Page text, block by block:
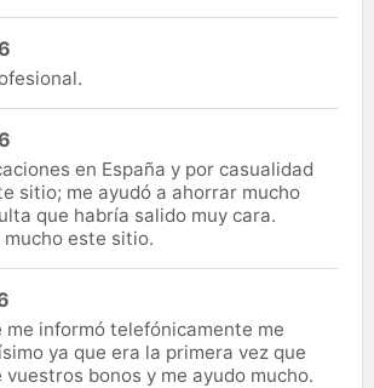
en España y por casualidad
sitio; me ayudó a ahorrar mucho
que habría salido muy cara.
mucho este sitio.
me informó telefónicamente me
ya que era la primera vez que
vuestros bonos y me ayudo mucho.